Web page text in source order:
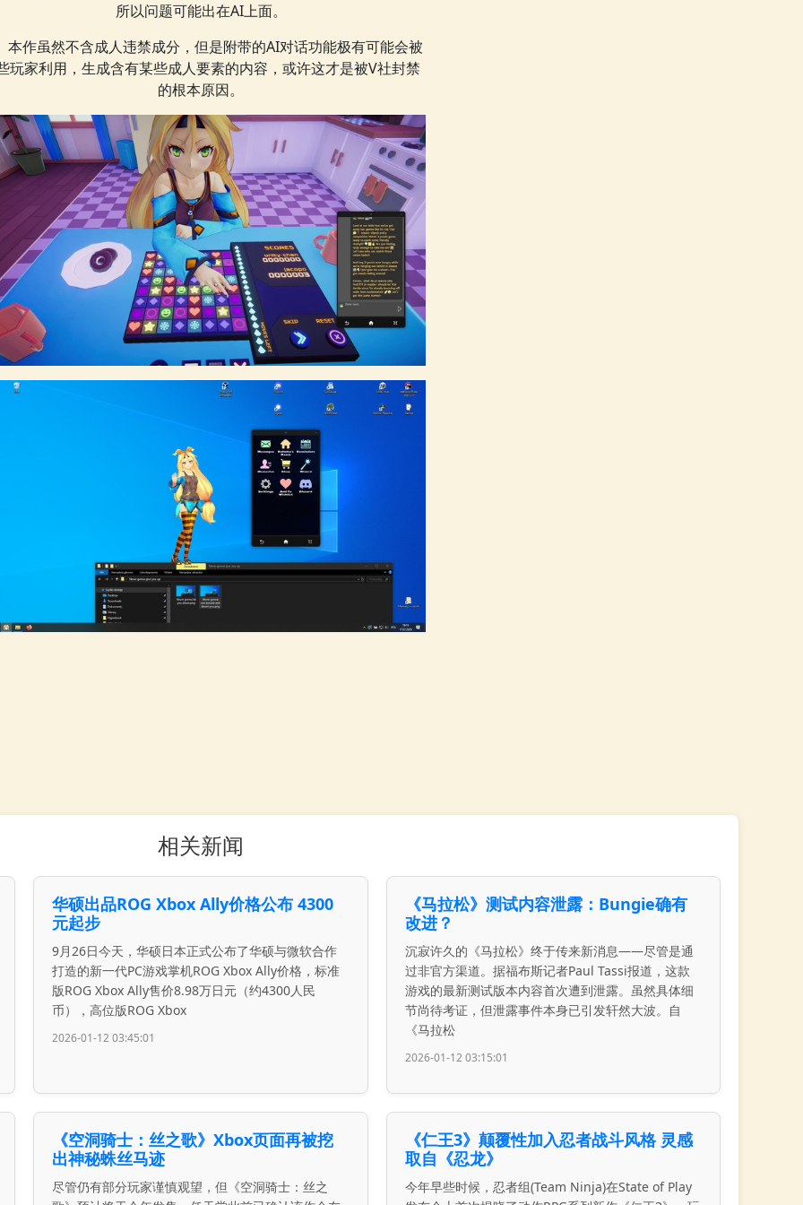
所以问题可能出在AI上面。
本作虽然不含成人违禁成分，但是附带的AI对话功能极有可能会被
玩家利用，生成含有某些成人要素的内容，或许这才是被V社封禁
的根本原因。
相关新闻
华硕出品ROG Xbox Ally价格公布 4300
元起步
9月26日今天，华硕日本正式公布了华硕与微软合作
打造的新一代PC游戏掌机ROG Xbox Ally价格，标准
版ROG Xbox Ally售价8.98万日元（约4300人民
币），高位版ROG Xbox
2026-01-12 03:45:01
《马拉松》测试内容泄露：Bungie确有
改进？
沉寂许久的《马拉松》终于传来新消息——尽管是通
过非官方渠道。据福布斯记者Paul Tassi报道，这款
游戏的最新测试版本内容首次遭到泄露。虽然具体细
节尚待考证，但泄露事件本身已引发轩然大波。自
《马拉松
2026-01-12 03:15:01
《空洞骑士：丝之歌》Xbox页面再被挖
出神秘蛛丝马迹
尽管仍有部分玩家谨慎观望，但《空洞骑士：丝之
《仁王3》颠覆性加入忍者战斗风格 灵感
取自《忍龙》
今年早些时候，忍者组(Team Ninja)在State of Play